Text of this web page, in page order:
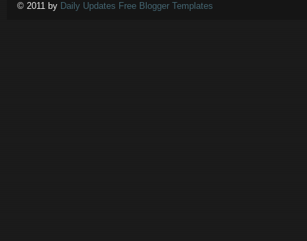
© 2011 by Daily Updates Free Blogger Templates